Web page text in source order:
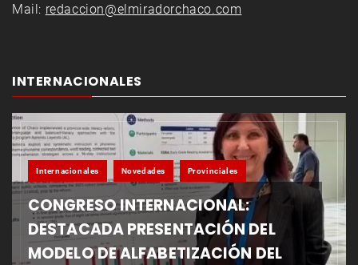
Mail: redaccion@elmiradorchaco.com
INTERNACIONALES
Internacionales Novedades Provinciales
CONGRESO INTERNACIONAL:
DESTACADA PRESENTACIÓN DEL
MODELO DE ALFABETIZACIÓN DEL